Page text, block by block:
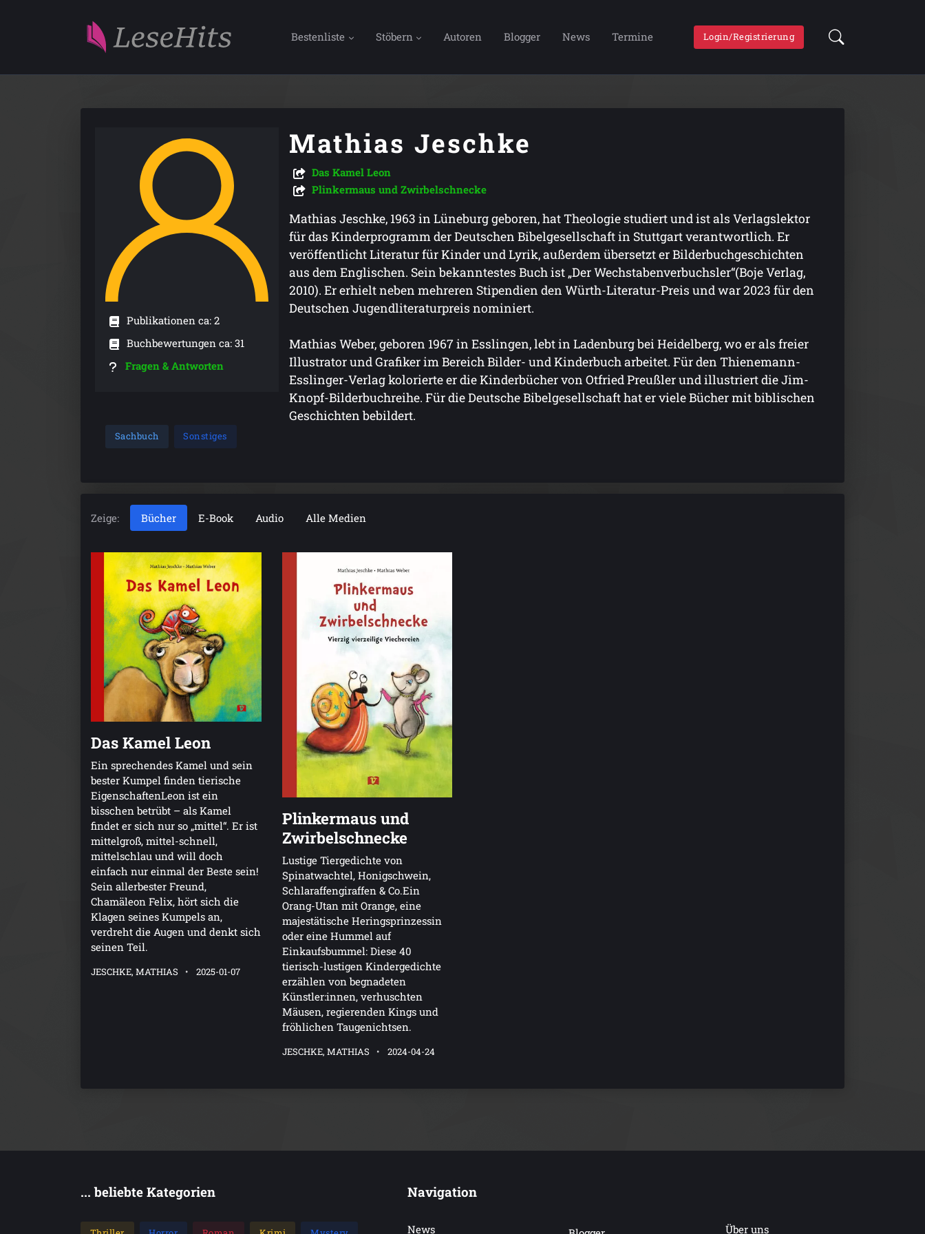
Bestenliste Stöbern Autoren Blogger News Termine Login/Registrierung
Publikationen ca: 2
Buchbewertungen ca: 31
Fragen & Antworten
Mathias Jeschke
Das Kamel Leon
Plinkermaus und Zwirbelschnecke
Mathias Jeschke, 1963 in Lüneburg geboren, hat Theologie studiert und ist als Verlagslektor
für das Kinderprogramm der Deutschen Bibelgesellschaft in Stuttgart verantwortlich. Er
veröffentlicht Literatur für Kinder und Lyrik, außerdem übersetzt er Bilderbuchgeschichten
aus dem Englischen. Sein bekanntestes Buch ist „Der Wechstabenverbuchsler“(Boje Verlag,
2010). Er erhielt neben mehreren Stipendien den Würth-Literatur-Preis und war 2023 für den
Deutschen Jugendliteraturpreis nominiert.
Mathias Weber, geboren 1967 in Esslingen, lebt in Ladenburg bei Heidelberg, wo er als freier
Illustrator und Grafiker im Bereich Bilder- und Kinderbuch arbeitet. Für den Thienemann-
Esslinger-Verlag kolorierte er die Kinderbücher von Otfried Preußler und illustriert die Jim-
Knopf-Bilderbuchreihe. Für die Deutsche Bibelgesellschaft hat er viele Bücher mit biblischen
Geschichten bebildert.
Sachbuch Sonstiges
Zeige: Bücher E-Book Audio Alle Medien
Das Kamel Leon
Ein sprechendes Kamel und sein
bester Kumpel finden tierische
EigenschaftenLeon ist ein
bisschen betrübt – als Kamel
findet er sich nur so „mittel“. Er ist
mittelgroß, mittel-schnell,
mittelschlau und will doch
einfach nur einmal der Beste sein!
Sein allerbester Freund,
Chamäleon Felix, hört sich die
Klagen seines Kumpels an,
verdreht die Augen und denkt sich
seinen Teil.
JESCHKE, MATHIAS 2025-01-07
Plinkermaus und
Zwirbelschnecke
Lustige Tiergedichte von
Spinatwachtel, Honigschwein,
Schlaraffengiraffen & Co.Ein
Orang-Utan mit Orange, eine
majestätische Heringsprinzessin
oder eine Hummel auf
Einkaufsbummel: Diese 40
tierisch-lustigen Kindergedichte
erzählen von begnadeten
Künstler:innen, verhuschten
Mäusen, regierenden Kings und
fröhlichen Taugenichtsen.
JESCHKE, MATHIAS 2024-04-24
... beliebte Kategorien Navigation
News Über uns